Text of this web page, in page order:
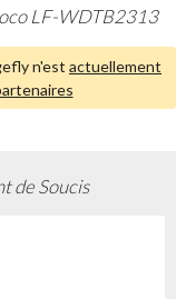
LF-WDTB2313
n'est actuellement
de Soucis